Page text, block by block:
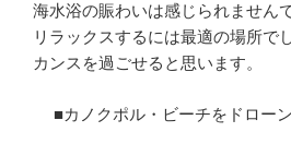
海水浴の賑わいは感じられません
リラックスするには最適の場所で
カンスを過ごせると思います。
■カノクポル・ビーチをドロー